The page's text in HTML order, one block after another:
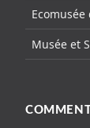
Musée et